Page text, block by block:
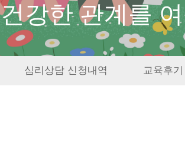
건강한 관계를
심리상담 신청내역 교육후기